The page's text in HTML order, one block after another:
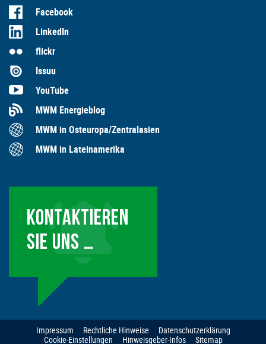
Facebook
LinkedIn
flickr
Issuu
YouTube
MWM Energieblog
MWM in Osteuropa/Zentralasien
MWM in Lateinamerika
KONTAKTIEREN
SIE UNS …
Impressum Rechtliche Hinweise
Datenschutzerklärung
Cookie-Einstellungen
Hinweisgeber-Infos Sitemap